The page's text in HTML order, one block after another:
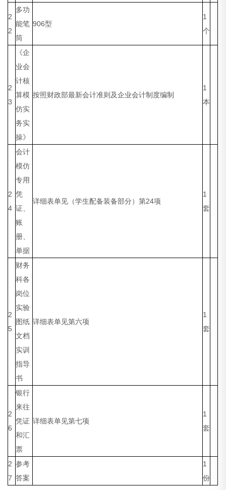
2
2
多功
能笔
筒
906型
1
个
2
3
《企
业会
计核
算模
仿实
务实
操》
按照财政部最新会计准则及企业会计制度编制
1
本
2
4
会计
模仿
专用
凭
证、
账
册、
单据
详细表单见（学生配备装备部分）第24项
1
套
2
5
财务
科各
岗位
实验
图纸
文档
实训
指导
书
详细表单见第六项
1
套
2
6
银行
来往
凭证
和汇
票
详细表单见第七项
1
套
2
7
参考
答案
1
份